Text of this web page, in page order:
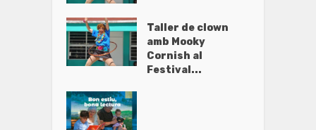
Taller de clown
amb Mooky
Cornish al
Festival...